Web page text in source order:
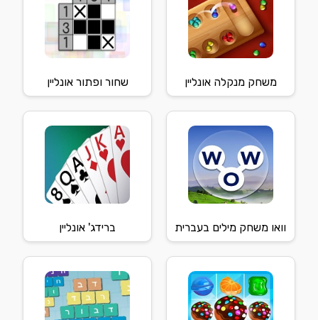
משחק מנקלה אונליין שחור ופתור אונליין
וואו משחק מילים בעברית ברידג' אונליין